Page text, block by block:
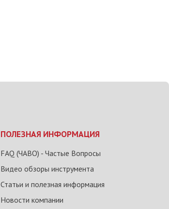
ПОЛЕЗНАЯ ИНФОРМАЦИЯ
FAQ (ЧАВО) - Частые Вопросы
Видео обзоры инструмента
Статьи и полезная информация
Новости компании